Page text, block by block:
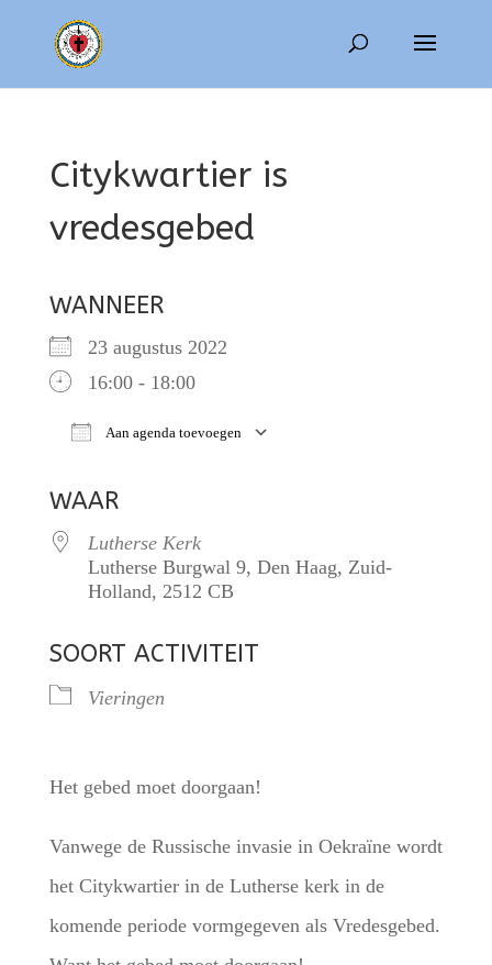
Citykwartier is
vredesgebed
WANNEER
23 augustus 2022
16:00 - 18:00
Aan agenda toevoegen
WAAR
Lutherse Kerk
Lutherse Burgwal 9, Den Haag, Zuid-
Holland, 2512 CB
SOORT ACTIVITEIT
Vieringen
Het gebed moet doorgaan!
Vanwege de Russische invasie in Oekraïne wordt
het Citykwartier in de Lutherse kerk in de
komende periode vormgegeven als Vredesgebed.